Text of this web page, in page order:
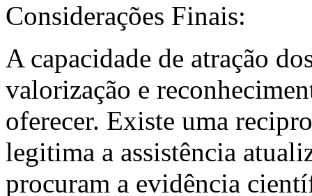
Considerações Finais:
A capacidade de atração
valorização e
oferecer. Existe uma
legitima a assistência
procuram a evidência